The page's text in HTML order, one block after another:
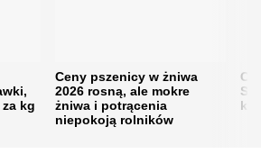
kg
Ceny pszenicy w żniwa
2026 rosną, ale mokre
żniwa i potrącenia
niepokoją rolników